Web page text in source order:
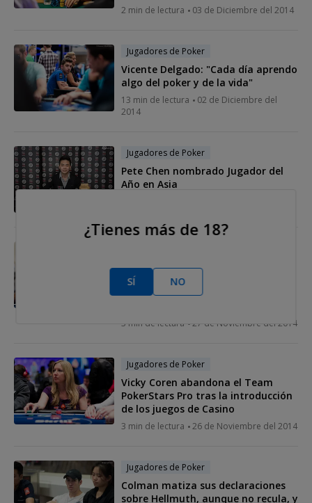
2 min de lectura 03 de Diciembre del 2014
Jugadores de Poker
Vicente Delgado: "Cada día aprendo
algo del poker y de la vida"
13 min de lectura
02 de Diciembre del
2014
Jugadores de Poker
Pete Chen nombrado Jugador del
Año en Asia
Global Poker Index: Colman y Dan
Smith se mantienen, Ben
Warrington entre los más
3 min de lectura 27 de Noviembre del 2014
Jugadores de Poker
Vicky Coren abandona el Team
PokerStars Pro tras la introducción
de los juegos de Casino
3 min de lectura 26 de Noviembre del 2014
Jugadores de Poker
Colman matiza sus declaraciones
sobre Hellmuth, aunque no recula, y
¿Tienes más de 18?
SÍ NO